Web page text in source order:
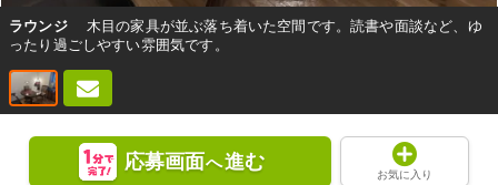
ラウンジ
木目の家具が並ぶ落ち着いた空間です。読書や面談など、ゆ
ったり過ごしやすい雰囲気です。
応募画面へ進む
お気に入り